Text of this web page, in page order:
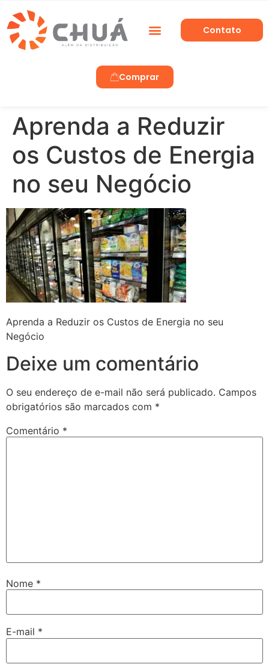
Comprar
Contato
Aprenda a Reduzir
os Custos de Energia
no seu Negócio
Aprenda a Reduzir os Custos de Energia no seu
Negócio
Deixe um comentário
O seu endereço de e-mail não será publicado. Campos
obrigatórios são marcados com *
Comentário *
Nome *
E-mail *